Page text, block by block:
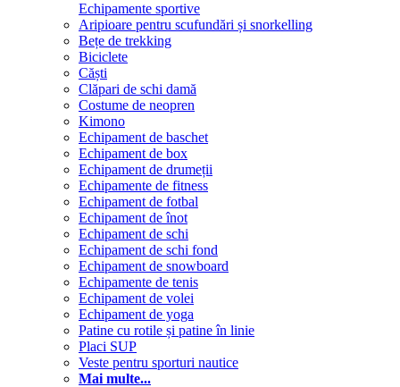
Echipamente sportive
Aripioare pentru scufundări și snorkelling
Bețe de trekking
Biciclete
Căști
Clăpari de schi damă
Costume de neopren
Kimono
Echipament de baschet
Echipament de box
Echipament de drumeții
Echipamente de fitness
Echipament de fotbal
Echipament de înot
Echipament de schi
Echipament de schi fond
Echipament de snowboard
Echipamente de tenis
Echipament de volei
Echipament de yoga
Patine cu rotile și patine în linie
Placi SUP
Veste pentru sporturi nautice
Mai multe...